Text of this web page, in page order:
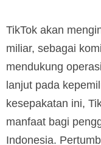
TikTok akan
miliar, sebagai
mendukung
lanjut pada
kesepakatan ini,
manfaat bagi
Indonesia.